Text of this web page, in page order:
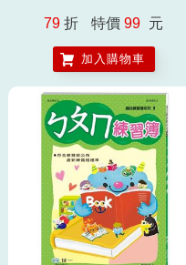
79 折 特價 99 元
加入購物車